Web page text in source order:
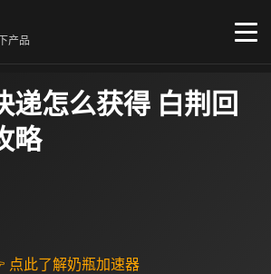
产品
递怎么获得​ ​白荆回
略
点此了解奶瓶加速器